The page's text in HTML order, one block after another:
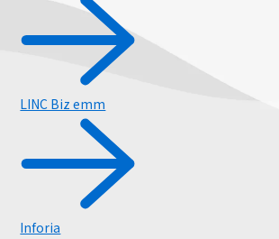
スマートフォン
LINC Biz emm
Inforia